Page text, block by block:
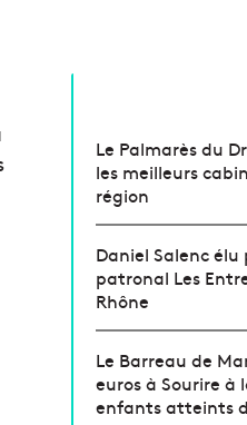
Le Palmarès du
les meilleurs
région
Daniel Salenc
patronal Les
Rhône
Le Barreau de
euros à Sourire à
enfants atteints